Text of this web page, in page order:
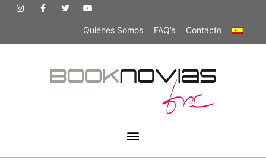
Quiénes Somos FAQ’s Contacto